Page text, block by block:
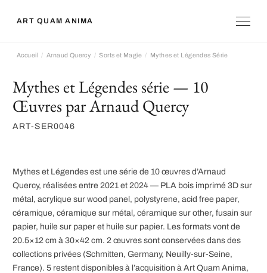
ART QUAM ANIMA
Accueil Arnaud Quercy Sorts et Magie Mythes et Légendes Série
Mythes et Légendes série — 10
Œuvres par Arnaud Quercy
ART-SER0046
Mythes et Légendes est une série de 10 œuvres d’Arnaud
Quercy, réalisées entre 2021 et 2024 — PLA bois imprimé 3D sur
métal, acrylique sur wood panel, polystyrene, acid free paper,
céramique, céramique sur métal, céramique sur other, fusain sur
papier, huile sur paper et huile sur papier. Les formats vont de
20.5×12 cm à 30×42 cm. 2 œuvres sont conservées dans des
collections privées (Schmitten, Germany, Neuilly-sur-Seine,
France). 5 restent disponibles à l’acquisition à Art Quam Anima,